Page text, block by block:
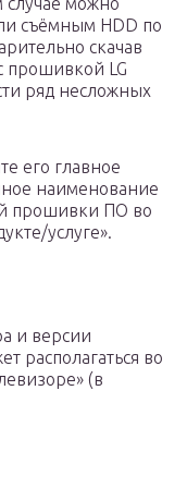
съёмным HDD по
скачав
прошивкой LG
ряд несложных
его главное
наименование
прошивки ПО во
услуге».
и версии
располагаться во
(в